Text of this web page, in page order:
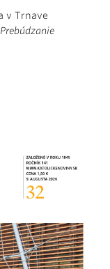
v Trnave
Prebúdzanie